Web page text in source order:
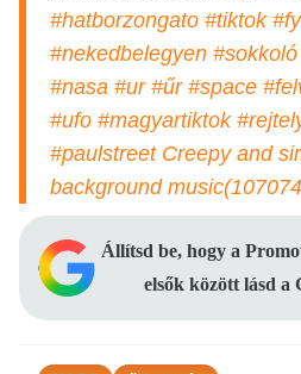
#hatborzongato #tiktok #fy
#nekedbelegyen #sokkoló
#nasa #ur #űr #space
#ufo #magyartiktok
#paulstreet Creepy and
background
Állítsd be, hogy a
elsők között lásd a